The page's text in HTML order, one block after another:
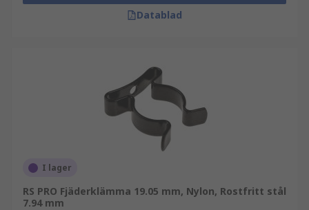
Datablad
I lager
RS PRO Fjäderklämma 19.05 mm, Nylon, Rostfritt stål
7.94 mm